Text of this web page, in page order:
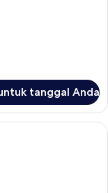
tanggal Anda